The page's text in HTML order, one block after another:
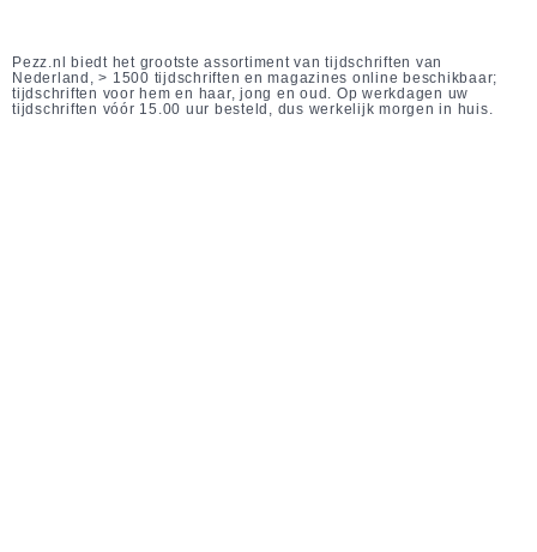
Pezz.nl biedt het grootste assortiment van tijdschriften van
Nederland, > 1500 tijdschriften en magazines online beschikbaar;
tijdschriften voor hem en haar, jong en oud. Op werkdagen uw
tijdschriften vóór 15.00 uur besteld, dus werkelijk morgen in huis.